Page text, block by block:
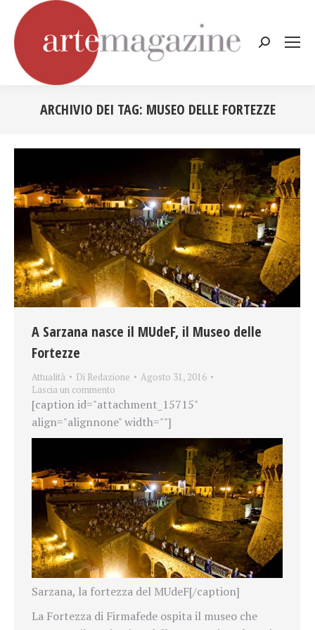
Cerca:
ARCHIVIO DEI TAG: MUSEO DELLE FORTEZZE
A Sarzana nasce il MUdeF, il Museo delle
Fortezze
Attualità Di Redazione
Agosto 31, 2016
Lascia un commento
[caption id="attachment_15715"
align="alignnone" width=""]
Sarzana, la fortezza del MUdeF[/caption]
La Fortezza di Firmafede ospita il museo che